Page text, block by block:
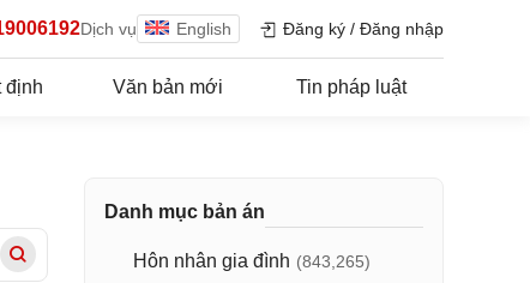
Dịch vụ English Đăng ký / Đăng nhập
định Văn bản mới Tin pháp luật
Danh mục bản án
Hôn nhân gia đình (843,265)